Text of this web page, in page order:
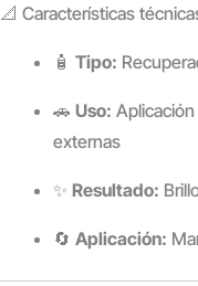
📐 Características
🧴 Tipo:
🚗 Uso:
externas
✨ Resultado:
🔄 Aplicación: